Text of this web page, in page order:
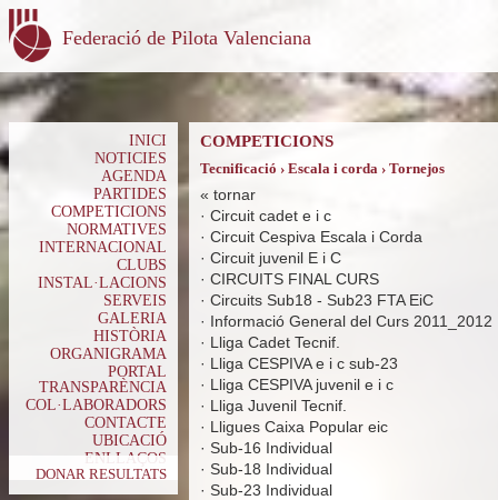
Federació de Pilota Valenciana
INICI
NOTICIES
AGENDA
PARTIDES
COMPETICIONS
NORMATIVES
INTERNACIONAL
CLUBS
INSTAL·LACIONS
SERVEIS
GALERIA
HISTÒRIA
ORGANIGRAMA
PORTAL
TRANSPARÈNCIA
COL·LABORADORS
CONTACTE
UBICACIÓ
ENLLAÇOS
DONAR RESULTATS
COMPETICIONS
Tecnificació › Escala i corda › Tornejos
« tornar
· Circuit cadet e i c
· Circuit Cespiva Escala i Corda
· Circuit juvenil E i C
· CIRCUITS FINAL CURS
· Circuits Sub18 - Sub23 FTA EiC
· Informació General del Curs 2011_2012
· Lliga Cadet Tecnif.
· Lliga CESPIVA e i c sub-23
· Lliga CESPIVA juvenil e i c
· Lliga Juvenil Tecnif.
· Lligues Caixa Popular eic
· Sub-16 Individual
· Sub-18 Individual
· Sub-23 Individual